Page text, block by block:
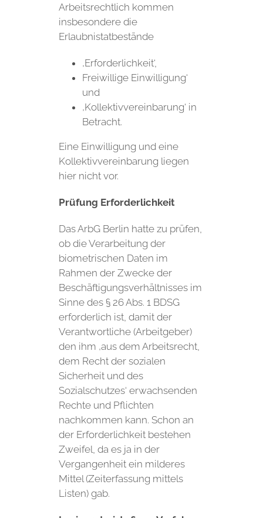
Arbeitsrechtlich kommen
insbesondere die
Erlaubnistatbestände
‚Erforderlichkeit‘,
Freiwillige Einwilligung‘
und
‚Kollektivvereinbarung‘ in
Betracht.
Eine Einwilligung und eine
Kollektivvereinbarung liegen
hier nicht vor.
Prüfung Erforderlichkeit
Das ArbG Berlin hatte zu prüfen,
ob die Verarbeitung der
biometrischen Daten im
Rahmen der Zwecke der
Beschäftigungsverhältnisses im
Sinne des § 26 Abs. 1 BDSG
erforderlich ist, damit der
Verantwortliche (Arbeitgeber)
den ihm ‚aus dem Arbeitsrecht,
dem Recht der sozialen
Sicherheit und des
Sozialschutzes‘ erwachsenden
Rechte und Pflichten
nachkommen kann. Schon an
der Erforderlichkeit bestehen
Zweifel, da es ja in der
Vergangenheit ein milderes
Mittel (Zeiterfassung mittels
Listen) gab.